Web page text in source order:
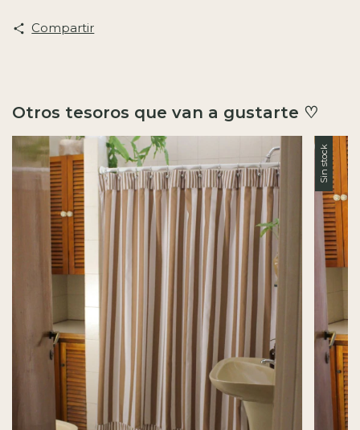
Compartir
Otros tesoros que van a gustarte ♡
Sin stock